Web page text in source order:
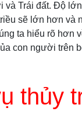
Trái đất. Độ
sẽ lớn hơn và
ta hiểu rõ
con người trên
thủy